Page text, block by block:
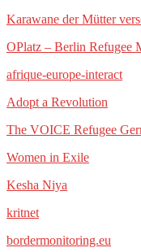
Karawane der Mütter
OPlatz – Berlin Refugee
afrique-europe-interact
Adopt a Revolution
The VOICE Refugee
Women in Exile
Kesha Niya
kritnet
bordermonitoring.eu